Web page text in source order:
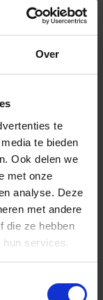
Over
te
te bieden
Ook delen we
met onze
analyse. Deze
met andere
die ze hebben
services.